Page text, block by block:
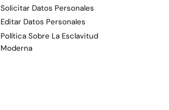
Solicitar Datos Personales
Editar Datos Personales
Política Sobre La Esclavitud
Moderna